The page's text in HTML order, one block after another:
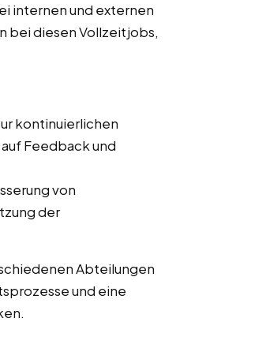
internen und externen
bei diesen Vollzeitjobs,
kontinuierlichen
Feedback und
von
der
Abteilungen
und eine